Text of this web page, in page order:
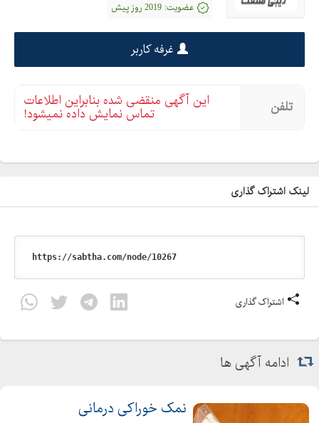
عضویت: 2019 روز پیش
غرفه کاربر
تلفن این آگهی منقضی شده بنابراین اطلاعات
تماس نمایش داده نمیشود!
لینک اشتراک گذاری
اشتراک گذاری
ادامه آگهی ها
نمک خوراکی درمانی